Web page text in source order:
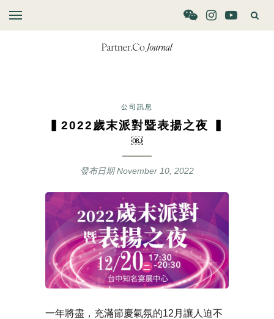
公司訊息
▍2022歲末派對暨表揚之夜 ▍
￼
發布日期November 10, 2022
一年將盡，充滿節慶氣氛的12月讓人迫不